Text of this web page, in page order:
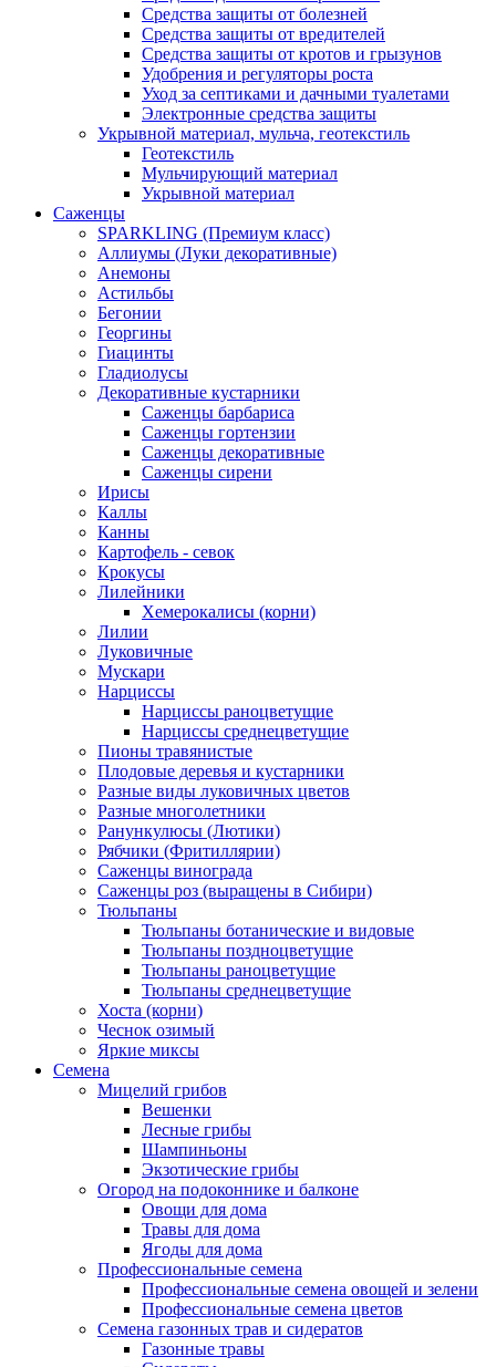
Средства защиты от болезней
Средства защиты от вредителей
Средства защиты от кротов и грызунов
Удобрения и регуляторы роста
Уход за септиками и дачными туалетами
Электронные средства защиты
Укрывной материал, мульча, геотекстиль
Геотекстиль
Мульчирующий материал
Укрывной материал
Саженцы
SPARKLING (Премиум класс)
Аллиумы (Луки декоративные)
Анемоны
Астильбы
Бегонии
Георгины
Гиацинты
Гладиолусы
Декоративные кустарники
Саженцы барбариса
Саженцы гортензии
Саженцы декоративные
Саженцы сирени
Ирисы
Каллы
Канны
Картофель - севок
Крокусы
Лилейники
Хемерокалисы (корни)
Лилии
Луковичные
Мускари
Нарциссы
Нарциссы раноцветущие
Нарциссы среднецветущие
Пионы травянистые
Плодовые деревья и кустарники
Разные виды луковичных цветов
Разные многолетники
Ранункулюсы (Лютики)
Рябчики (Фритиллярии)
Саженцы винограда
Саженцы роз (выращены в Сибири)
Тюльпаны
Тюльпаны ботанические и видовые
Тюльпаны поздноцветущие
Тюльпаны раноцветущие
Тюльпаны среднецветущие
Хоста (корни)
Чеснок озимый
Яркие миксы
Семена
Мицелий грибов
Вешенки
Лесные грибы
Шампиньоны
Экзотические грибы
Огород на подоконнике и балконе
Овощи для дома
Травы для дома
Ягоды для дома
Профессиональные семена
Профессиональные семена овощей и зелени
Профессиональные семена цветов
Семена газонных трав и сидератов
Газонные травы